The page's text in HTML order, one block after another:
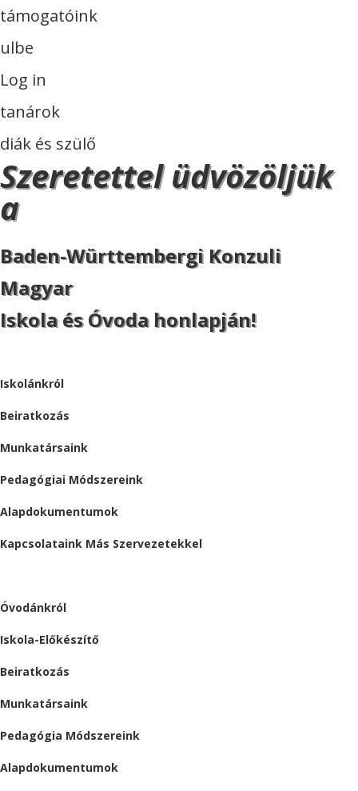
támogatóink
ulbe
Log in
tanárok
diák és szülő
Szeretettel üdvözöljük
a
Baden-Württembergi Konzuli
Magyar
Iskola és Óvoda honlapján!
Iskolánkról
Beiratkozás
Munkatársaink
Pedagógiai Módszereink
Alapdokumentumok
Kapcsolataink Más Szervezetekkel
Óvodánkról
Iskola-Előkészítő
Beiratkozás
Munkatársaink
Pedagógia Módszereink
Alapdokumentumok